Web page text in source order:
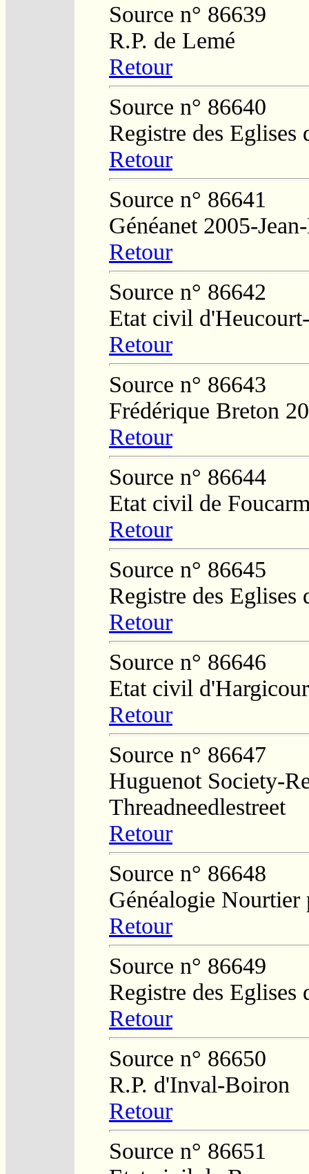
Source n° 86639
R.P. de Lemé
Retour
Source n° 86640
Registre des Eglises
Retour
Source n° 86641
Généanet 2005-
Retour
Source n° 86642
Etat civil
Retour
Source n° 86643
Frédérique Breton
Retour
Source n° 86644
Etat civil de
Retour
Source n° 86645
Registre des Eglises
Retour
Source n° 86646
Etat civil
Retour
Source n° 86647
Huguenot Society-
Threadneedlestreet
Retour
Source n° 86648
Généalogie
Retour
Source n° 86649
Registre des Eglises
Retour
Source n° 86650
R.P. d'Inval-Boiron
Retour
Source n° 86651